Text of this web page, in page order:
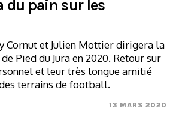
du pain sur les
Cornut et Julien Mottier dirigera la
Pied du Jura en 2020. Retour sur
et leur très longue amitié
terrains de football.
13 MARS 2020